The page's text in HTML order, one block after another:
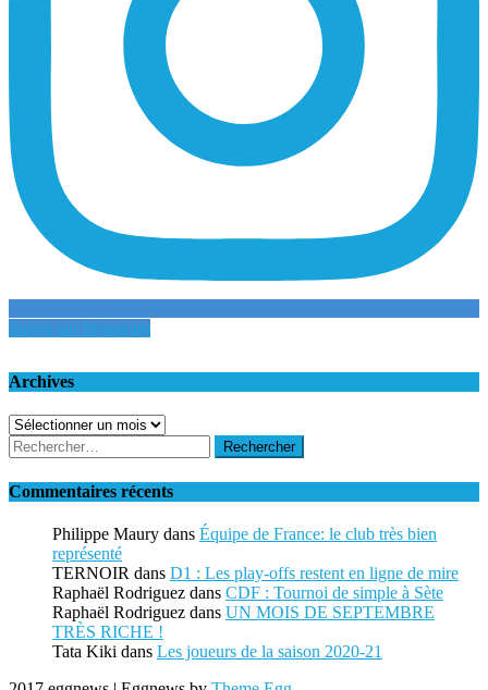
Suivre sur Instagram
Archives
Archives
Rechercher :
Commentaires récents
Philippe Maury dans Équipe de France: le club très bien
représenté
TERNOIR dans D1 : Les play-offs restent en ligne de mire
Raphaël Rodriguez dans CDF : Tournoi de simple à Sète
Raphaël Rodriguez dans UN MOIS DE SEPTEMBRE
TRÈS RICHE !
Tata Kiki dans Les joueurs de la saison 2020-21